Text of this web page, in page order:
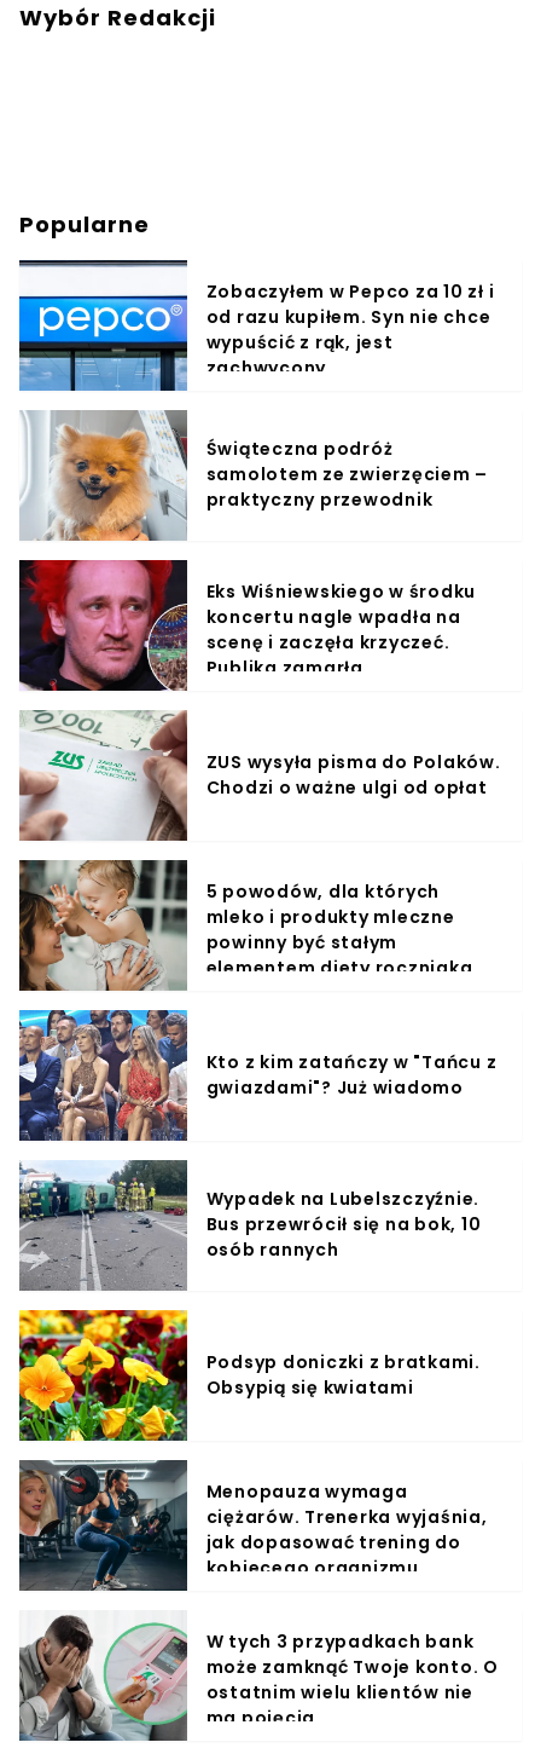
Wybór Redakcji
Popularne
Zobaczyłem w Pepco za 10 zł i
od razu kupiłem. Syn nie chce
wypuścić z rąk, jest
zachwycony
Świąteczna podróż
samolotem ze zwierzęciem –
praktyczny przewodnik
Eks Wiśniewskiego w środku
koncertu nagle wpadła na
scenę i zaczęła krzyczeć.
Publika zamarła
ZUS wysyła pisma do Polaków.
Chodzi o ważne ulgi od opłat
5 powodów, dla których
mleko i produkty mleczne
powinny być stałym
elementem diety roczniaka
Kto z kim zatańczy w "Tańcu z
gwiazdami"? Już wiadomo
Wypadek na Lubelszczyźnie.
Bus przewrócił się na bok, 10
osób rannych
Podsyp doniczki z bratkami.
Obsypią się kwiatami
Menopauza wymaga
ciężarów. Trenerka wyjaśnia,
jak dopasować trening do
kobiecego organizmu
W tych 3 przypadkach bank
może zamknąć Twoje konto. O
ostatnim wielu klientów nie
ma pojęcia